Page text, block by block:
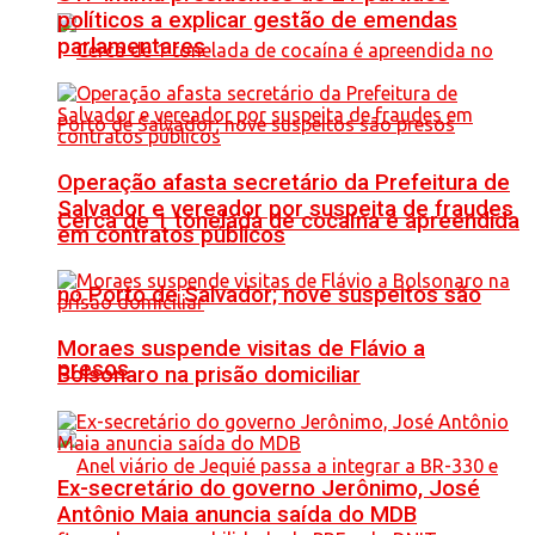
Cerca de 1 tonelada de cocaína é apreendida
no Porto de Salvador; nove suspeitos são
presos
políticos a explicar gestão de emendas
parlamentares
Operação afasta secretário da Prefeitura de
Salvador e vereador por suspeita de fraudes
em contratos públicos
Moraes suspende visitas de Flávio a
Bolsonaro na prisão domiciliar
Ex-secretário do governo Jerônimo, José
Antônio Maia anuncia saída do MDB